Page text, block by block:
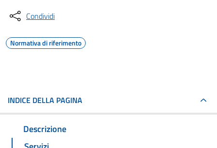
Condividi
Normativa di riferimento
INDICE DELLA PAGINA
Descrizione